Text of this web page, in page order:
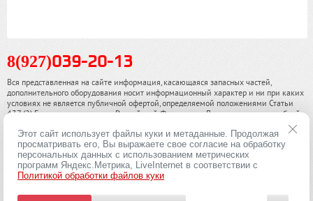
8(927)039-20-13
Вся представленная на сайте информация, касающаяся запасных частей,
дополнительного оборудования носит информационный характер и ни при каких
условиях не является публичной офертой, определяемой положениями Статьи
437 (2) Гражданского кодекса Российской Федерации. Для получения подробной
информации, пожалуйста, обращайтесь к нашим специалистам. чинамобил.рф ©
2013-2026. Все права охраняются законом.
Политика конфиденциальности
Этот сайт использует файлы куки и метаданные. Продолжая
просматривать его, Вы выражаете свое согласие на обработку
персональных данных с использованием метрических
программ Яндекс.Метрика, LiveInternet в соответствии с
Политикой обработки файлов куки